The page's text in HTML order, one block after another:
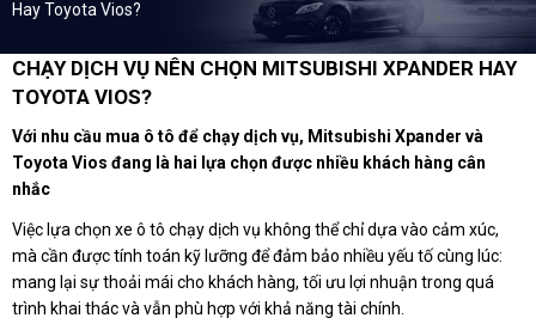
Hay Toyota Vios?
CHẠY DỊCH VỤ NÊN CHỌN MITSUBISHI XPANDER HAY
TOYOTA VIOS?
Với nhu cầu mua ô tô để chạy dịch vụ, Mitsubishi Xpander và
Toyota Vios đang là hai lựa chọn được nhiều khách hàng cân
nhắc
Việc lựa chọn xe ô tô chạy dịch vụ không thể chỉ dựa vào cảm xúc,
mà cần được tính toán kỹ lưỡng để đảm bảo nhiều yếu tố cùng lúc:
mang lại sự thoải mái cho khách hàng, tối ưu lợi nhuận trong quá
trình khai thác và vẫn phù hợp với khả năng tài chính.